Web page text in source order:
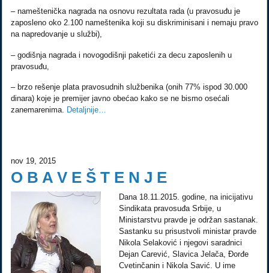
– nameštenička nagrada na osnovu rezultata rada (u pravosuđu je
zaposleno oko 2.100 nameštenika koji su diskriminisani i nemaju pravo
na napredovanje u službi),
– godišnja nagrada i novogodišnji paketići za decu zaposlenih u
pravosuđu,
– brzo rešenje plata pravosudnih službenika (onih 77% ispod 30.000
dinara) koje je premijer javno obećao kako se ne bismo osećali
zanemarenima. Detaljnije…
nov 19, 2015
O B A V E Š T E N J E
Dana 18.11.2015. godine, na inicijativu
Sindikata pravosuđa Srbije, u
Ministarstvu pravde je održan sastanak.
Sastanku su prisustvoli ministar pravde
Nikola Selaković i njegovi saradnici
Dejan Carević, Slavica Jelača, Đorđe
Cvetinčanin i Nikola Savić. U ime